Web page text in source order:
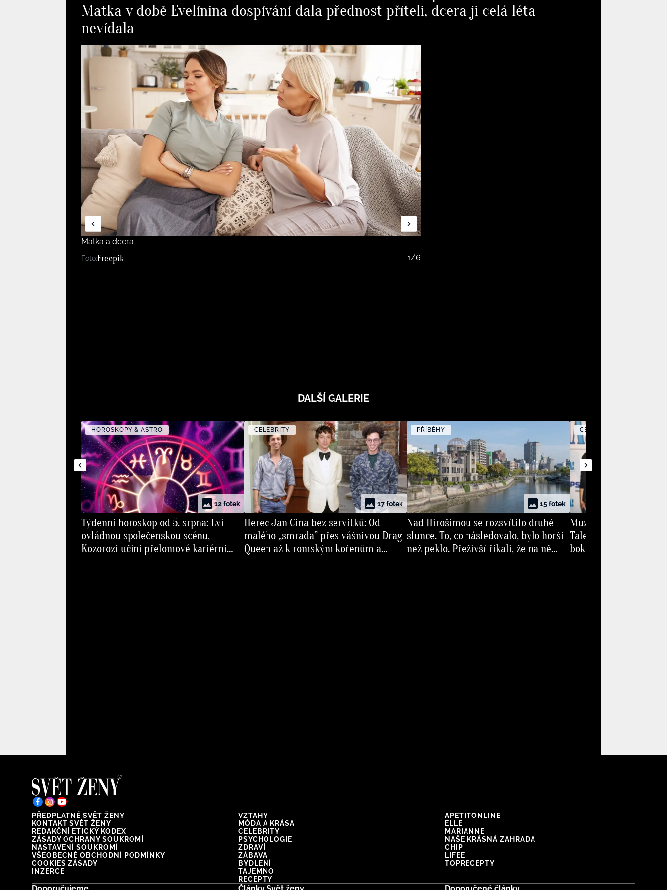
Matka v době Evelínina dospívání dala přednost příteli, dcera ji celá léta
nevídala
Matka a dcera
Foto:Freepik 1/6
DALŠÍ GALERIE
HOROSKOPY & ASTRO
12 fotek
Týdenní horoskop od 5. srpna: Lvi
ovládnou společenskou scénu,
Kozorozi učiní přelomové kariérní
CELEBRITY
17 fotek
Herec Jan Cina bez servítků: Od
malého „smrada” přes vášnivou Drag
Queen až k romským kořenům a
PŘÍBĚHY
15 fotek
Nad Hirošimou se rozsvítilo druhé
slunce. To, co následovalo, bylo horší
než peklo. Přeživší říkali, že na ně
CELEBRITY
Muzikálová královna
Talentovaná herečka
boku tají. Otázky
PŘEDPLATNÉ SVĚT ŽENY
KONTAKT SVĚT ŽENY
REDAKČNÍ ETICKÝ KODEX
ZÁSADY OCHRANY SOUKROMÍ
NASTAVENÍ SOUKROMÍ
VŠEOBECNÉ OBCHODNÍ PODMÍNKY
COOKIES ZÁSADY
INZERCE
VZTAHY
MÓDA A KRÁSA
CELEBRITY
PSYCHOLOGIE
ZDRAVÍ
ZÁBAVA
BYDLENÍ
TAJEMNO
RECEPTY
APETITONLINE
ELLE
MARIANNE
NAŠE KRÁSNÁ ZAHRADA
CHIP
LIFEE
TOPRECEPTY